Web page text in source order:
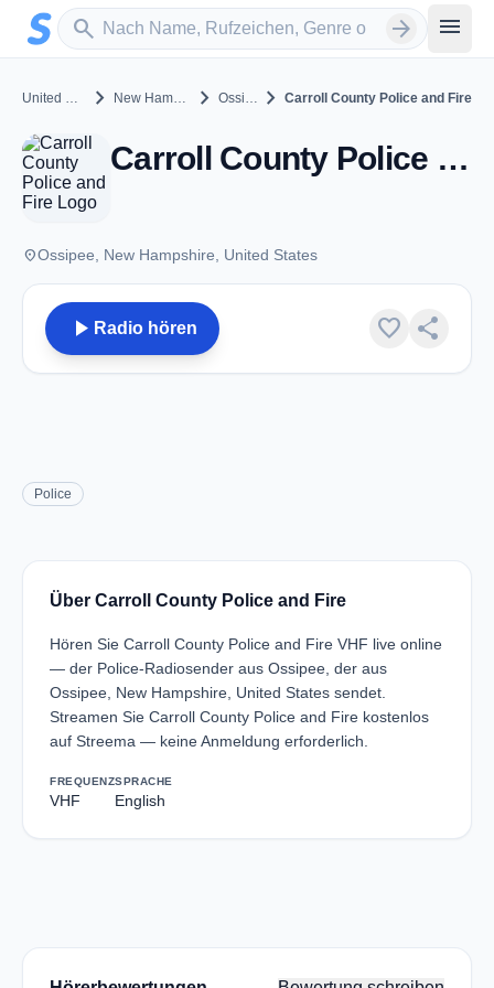
Zum Hauptinhalt springen
search
Sender suchen arrow_forward menu
United States chevron_right New Hampshire chevron_right Ossipee chevron_right Carroll County Police and Fire
Carroll County Police and Fire - VHF - Ossipee, NH
placeOssipee, New Hampshire, United States
play_arrow Radio hören favorite share
Police
Über Carroll County Police and Fire
Hören Sie Carroll County Police and Fire VHF live online
— der Police-Radiosender aus Ossipee, der aus
Ossipee, New Hampshire, United States sendet.
Streamen Sie Carroll County Police and Fire kostenlos
auf Streema — keine Anmeldung erforderlich.
FREQUENZ
VHF
SPRACHE
English